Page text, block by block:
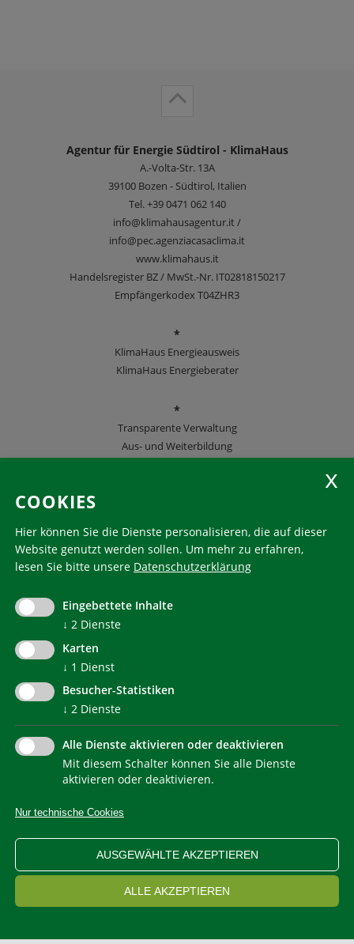
Agentur für Energie Südtirol - KlimaHaus
A.-Volta-Str. 13A
39100 Bozen - Südtirol, Italien
Tel.+39 0471 062 140
info@klimahausagentur.it /
info@pec.agenziacasaclima.it
www.klimahaus.it
Handelsregister BZ / MwSt.-Nr. IT02818150217
Empfängerkodex T04ZHR3
*
KlimaHaus Energieausweis
KlimaHaus Energieberater
*
Transparente Verwaltung
Aus- und Weiterbildung
KlimaHaus ist eine eingetragene Marke. Die Nutzung muss
communication@klimahausagentur.it
© 2022 Agentur für Energie Südtirol - KlimaHaus
NEWSLETTER
IMPRESSUM PRIVACY
WEB STATISTIKEN
ERKLÄRUNG BARRIEREFREIHEIT
COOKIEEINSTELLUNGEN
COOKIES
Hier können Sie die Dienste personalisieren, die auf dieser
Website genutzt werden sollen. Um mehr zu erfahren,
lesen Sie bitte unsere Datenschutzerklärung
Eingebettete Inhalte
↓ 2 Dienste
Karten
↓ 1 Dienst
Besucher-Statistiken
↓ 2 Dienste
Alle Dienste aktivieren oder deaktivieren
Mit diesem Schalter können Sie alle Dienste
aktivieren oder deaktivieren.
Nur technische Cookies
AUSGEWÄHLTE AKZEPTIEREN
ALLE AKZEPTIEREN